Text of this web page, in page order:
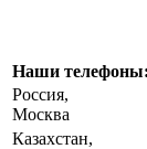
Наши телефоны:
Россия,
Москва
Казахстан,